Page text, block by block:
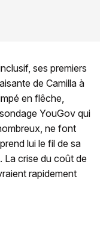
ses premiers
de Camilla à
en flêche,
YouGov qui
ne font
lui le fil de sa
La crise du coût de
rapidement